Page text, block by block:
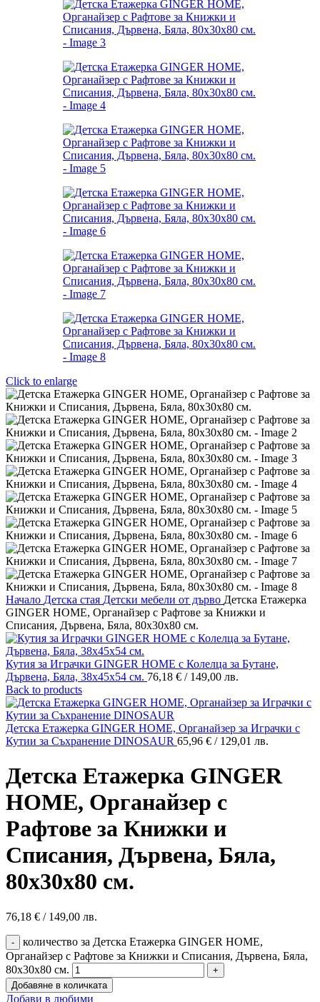
Click to enlarge
Начало Детска стая Детски мебели от дърво Детска Етажерка
GINGER HOME, Органайзер с Рафтове за Книжки и
Списания, Дървена, Бяла, 80х30х80 см.
Кутия за Играчки GINGER HOME с Колелца за Бутане,
Дървена, Бяла, 38х45х54 см. 76,18 € / 149,00 лв.
Back to products
Детска Етажерка GINGER HOME, Органайзер за Играчки с
Кутии за Съхранение DINOSAUR 65,96 € / 129,01 лв.
Детска Етажерка GINGER
HOME, Органайзер с
Рафтове за Книжки и
Списания, Дървена, Бяла,
80х30х80 см.
76,18 € / 149,00 лв.
количество за Детска Етажерка GINGER HOME,
Органайзер с Рафтове за Книжки и Списания, Дървена, Бяла,
80х30х80 см.
Добавяне в количката
Добави в любими